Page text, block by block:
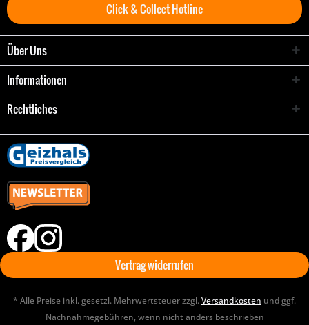
Click & Collect Hotline
Über Uns
Informationen
Rechtliches
Vertrag widerrufen
* Alle Preise inkl. gesetzl. Mehrwertsteuer zzgl.Versandkosten und ggf.
Nachnahmegebühren, wenn nicht anders beschrieben